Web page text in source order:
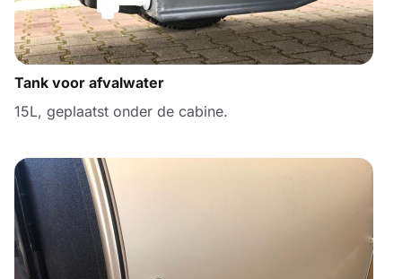
Tank voor afvalwater
15L, geplaatst onder de cabine.